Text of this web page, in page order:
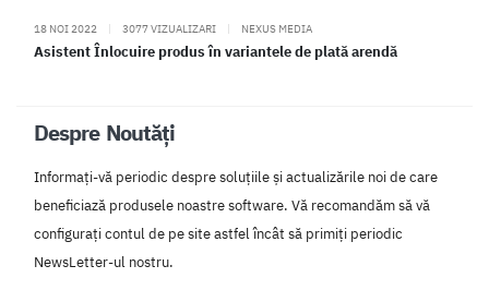
18 NOI 2022 | 3077 VIZUALIZARI | NEXUS MEDIA
Asistent Înlocuire produs în variantele de plată arendă
Despre Noutăți
Informați-vă periodic despre soluțiile și actualizările noi de care
beneficiază produsele noastre software. Vă recomandăm să vă
configurați contul de pe site astfel încât să primiți periodic
NewsLetter-ul nostru.